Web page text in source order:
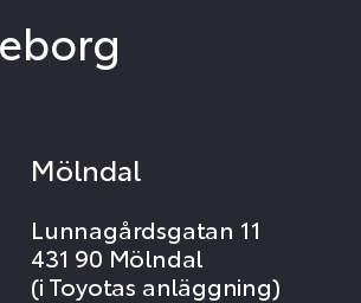
Mölndal
Lunnagårdsgatan 11
431 90 Mölndal
(i Toyotas anläggning)